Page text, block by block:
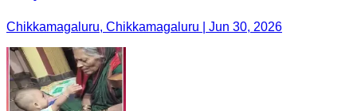
Chikkamagaluru, Chikkamagaluru | Jun 30, 2026